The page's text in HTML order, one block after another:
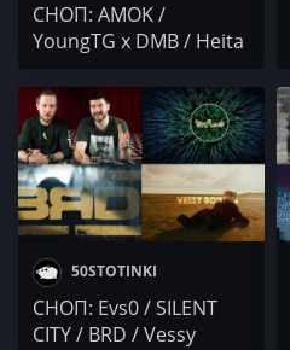
СНОП: AMOK /
YoungTG x DMB / Heita
50STOTINKI
СНОП: Evs0 / SILENT
CITY / BRD / Vessy